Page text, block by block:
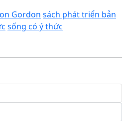
Gordon sách phát triển bản
sống có ý thức